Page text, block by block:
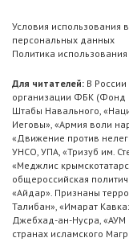
Условия использования
персональных данных
Политика
Для читателей: В
организации ФБК (Фонд
Штабы Навального,
Иеговы», «Армия воли
«Движение против
УНСО, УПА, «Тризуб им.
«Меджлис
общероссийская
«Айдар». Признаны
Талибан», «Имарат
Джебхад-ан-Нусра, «АУМ
странах исламского